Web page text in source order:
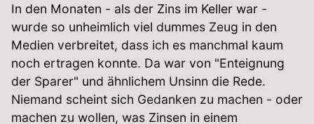
In den Monaten - als der Zins im Keller war -
wurde so unheimlich viel dummes Zeug in den
Medien verbreitet, dass ich es manchmal kaum
noch ertragen konnte. Da war von "Enteignung
der Sparer" und ähnlichem Unsinn die Rede.
Niemand scheint sich Gedanken zu machen - oder
machen zu wollen, was Zinsen in einem